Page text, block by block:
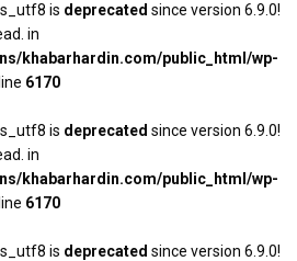
is deprecated since version 6.9.0!
in
khabarhardin.com/public_html/wp-
6170
is deprecated since version 6.9.0!
in
khabarhardin.com/public_html/wp-
6170
is deprecated since version 6.9.0!